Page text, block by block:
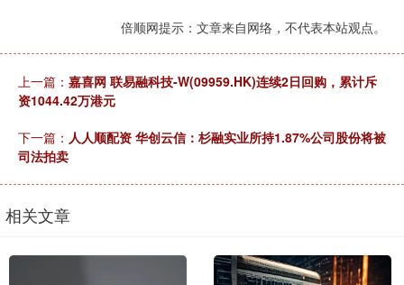
倍顺网提示：文章来自网络，不代表本站观点。
上一篇： 嘉喜网 联易融科技-W(09959.HK)连续2日回购，累计斥
资1044.42万港元
下一篇： 人人顺配资 华创云信：杉融实业所持1.87%公司股份将被
司法拍卖
相关文章